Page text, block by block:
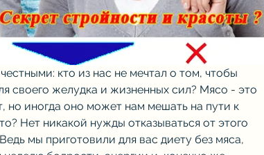
кто из нас не мечтал о том, чтобы
своего желудка и жизненных сил? Мясо - это
но иногда оно может нам мешать на пути к
Нет никакой нужды отказываться от этого
мы приготовили для вас диету без мяса,